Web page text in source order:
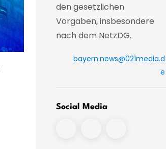
den gesetzlichen
Vorgaben, insbesondere
nach dem NetzDG.
bayern.news@021media.d
e
Social Media